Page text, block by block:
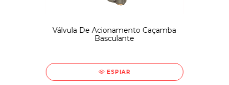
Válvula De Acionamento Caçamba
Basculante
ESPIAR